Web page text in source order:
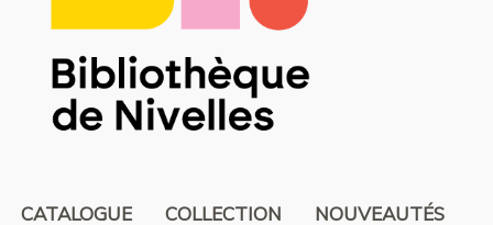
CATALOGUE COLLECTION NOUVEAUTÉS